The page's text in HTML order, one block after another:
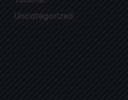
teknologi, edukasi dan